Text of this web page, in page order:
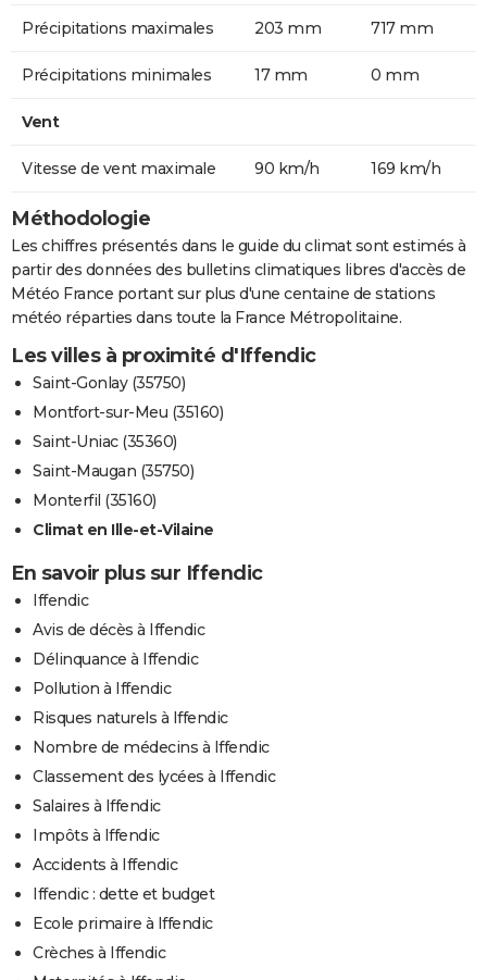
Précipitations maximales 203 mm 717 mm
Précipitations minimales 17 mm 0 mm
Vent
Vitesse de vent maximale 90 km/h 169 km/h
Méthodologie
Les chiffres présentés dans le guide du climat sont estimés à
partir des données des bulletins climatiques libres d'accès de
Météo France portant sur plus d'une centaine de stations
météo réparties dans toute la France Métropolitaine.
Les villes à proximité d'Iffendic
Saint-Gonlay (35750)
Montfort-sur-Meu (35160)
Saint-Uniac (35360)
Saint-Maugan (35750)
Monterfil (35160)
Climat en Ille-et-Vilaine
En savoir plus sur Iffendic
Iffendic
Avis de décès à Iffendic
Délinquance à Iffendic
Pollution à Iffendic
Risques naturels à Iffendic
Nombre de médecins à Iffendic
Classement des lycées à Iffendic
Salaires à Iffendic
Impôts à Iffendic
Accidents à Iffendic
Iffendic : dette et budget
Ecole primaire à Iffendic
Crèches à Iffendic